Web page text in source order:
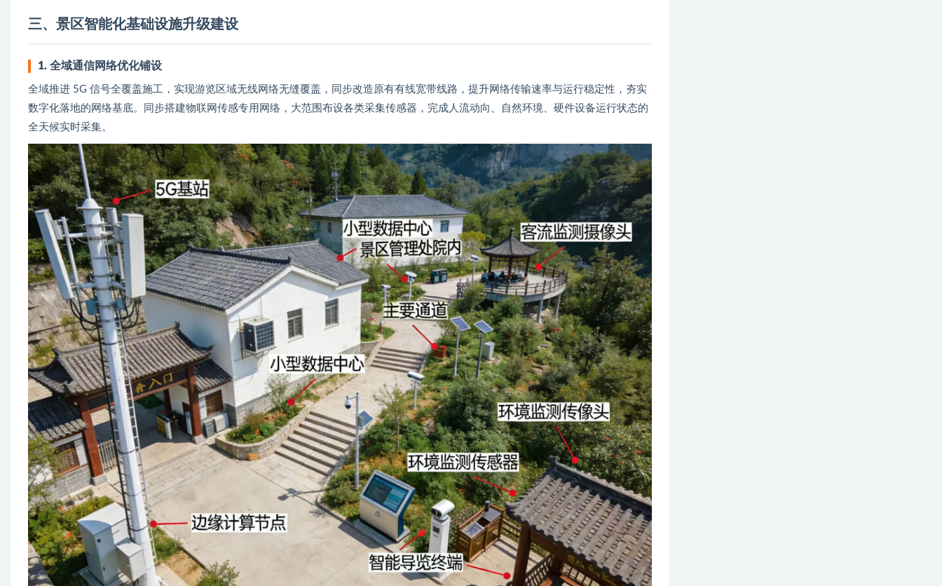
三、景区智能化基础设施升级建设
1. 全域通信网络优化铺设
全域推进 5G 信号全覆盖施工，实现游览区域无线网络无缝覆盖，同步改造原有有线宽带线路，提升网络传输速率与运行稳定性，夯实
数字化落地的网络基底。同步搭建物联网传感专用网络，大范围布设各类采集传感器，完成人流动向、自然环境、硬件设备运行状态的
全天候实时采集。